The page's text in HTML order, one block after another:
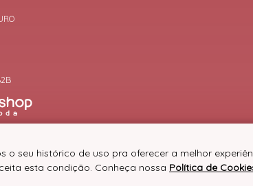
o seu histórico de uso pra oferecer a melhor
esta condição. Conheça nossa Política de